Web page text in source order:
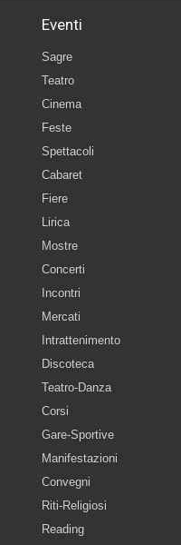
Eventi
Sagre
Teatro
Cinema
Feste
Spettacoli
Cabaret
Fiere
Lirica
Mostre
Concerti
Incontri
Mercati
Intrattenimento
Discoteca
Teatro-Danza
Corsi
Gare-Sportive
Manifestazioni
Convegni
Riti-Religiosi
Reading